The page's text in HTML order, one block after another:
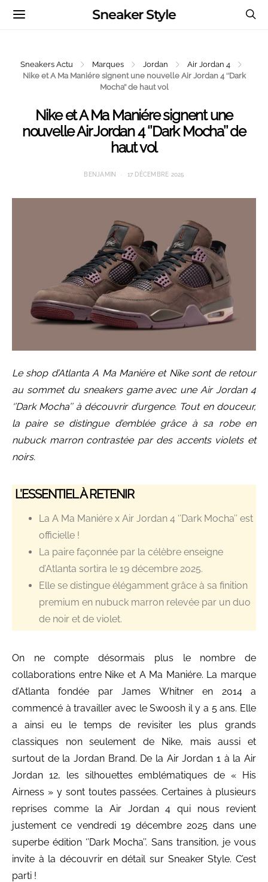
Sneaker Style
Sneakers Actu Marques Jordan
Air Jordan 4
Nike et A Ma Maniére signent une nouvelle Air Jordan 4 ‘’Dark
Mocha’’ de haut vol
Nike et A Ma Maniére signent une
nouvelle Air Jordan 4 ‘’Dark Mocha’’ de
haut vol
BENJAMIN 17 DÉCEMBRE 2025
Le shop d’Atlanta A Ma Maniére et Nike sont de retour
au sommet du sneakers game avec une Air Jordan 4
‘’Dark Mocha’’ à découvrir d’urgence. Tout en douceur,
la paire se distingue d’emblée grâce à sa robe en
nubuck marron contrastée par des accents violets et
noirs.
L’ESSENTIEL À RETENIR
La A Ma Maniére x Air Jordan 4 ‘’Dark Mocha’’ est
officielle !
La paire façonnée par la célèbre enseigne
d’Atlanta sortira le 19 décembre 2025.
Elle se distingue élégamment grâce à sa finition
premium en nubuck marron relevée par un duo
de noir et de violet.
On ne compte désormais plus le nombre de
collaborations entre Nike et A Ma Maniére. La marque
d’Atlanta fondée par James Whitner en 2014 a
commencé à travailler avec le Swoosh il y a 5 ans. Elle
a ainsi eu le temps de revisiter les plus grands
classiques non seulement de Nike, mais aussi et
surtout de la Jordan Brand. De la Air Jordan 1 à la Air
Jordan 12, les silhouettes emblématiques de « His
Airness » y sont toutes passées. Certaines à plusieurs
reprises comme la Air Jordan 4 qui nous revient
justement ce vendredi 19 décembre 2025 dans une
superbe édition ‘’Dark Mocha’’. Sans transition, je vous
invite à la découvrir en détail sur Sneaker Style. C’est
parti !